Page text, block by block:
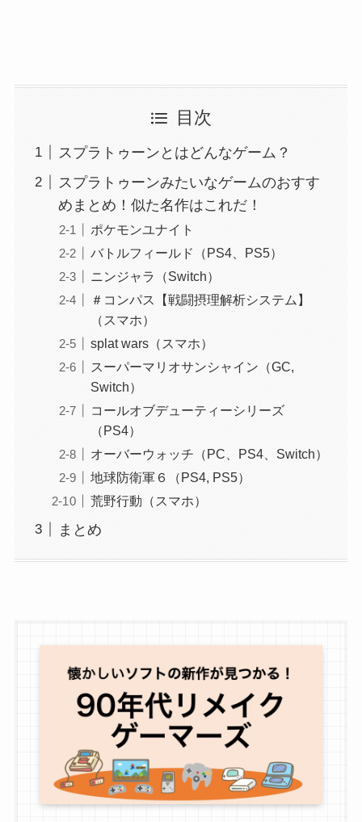
目次
スプラトゥーンとはどんなゲーム？
スプラトゥーンみたいなゲームのおすす
めまとめ！似た名作はこれだ！
ポケモンユナイト
バトルフィールド（PS4、PS5）
ニンジャラ（Switch）
＃コンパス【戦闘摂理解析システム】
（スマホ）
splat wars（スマホ）
スーパーマリオサンシャイン（GC,
Switch）
コールオブデューティーシリーズ
（PS4）
オーバーウォッチ（PC、PS4、Switch）
地球防衛軍６（PS4, PS5）
荒野行動（スマホ）
まとめ